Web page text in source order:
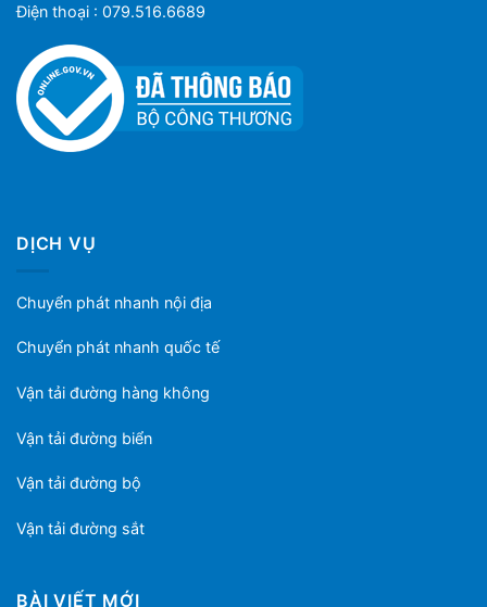
Điện thoại : 079.516.6689
DỊCH VỤ
Chuyển phát nhanh nội địa
Chuyển phát nhanh quốc tế
Vận tải đường hàng không
Vận tải đường biển
Vận tải đường bộ
Vận tải đường sắt
BÀI VIẾT MỚI